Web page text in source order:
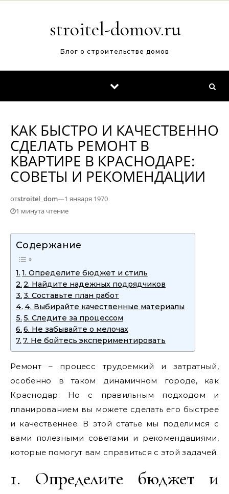
stroitel-domov.ru
Блог о строительстве домов
КАК БЫСТРО И КАЧЕСТВЕННО
СДЕЛАТЬ РЕМОНТ В
КВАРТИРЕ В КРАСНОДАРЕ:
СОВЕТЫ И РЕКОМЕНДАЦИИ
отstroitel_dom—1 января 1970
1 минута чтение
Содержание
1. Определите бюджет и стиль
2. Найдите надежных подрядчиков
3. Составьте план работ
4. Выбирайте качественные материалы
5. Следите за процессом
6. Не забывайте о мелочах
7. Не бойтесь экспериментировать
Ремонт – процесс трудоемкий и затратный,
особенно в таком динамичном городе, как
Краснодар. Но с правильным подходом и
планированием вы можете сделать его быстрее
и качественнее. В этой статье мы поделимся с
вами полезными советами и рекомендациями,
которые помогут вам справиться с этой задачей.
1. Определите бюджет и